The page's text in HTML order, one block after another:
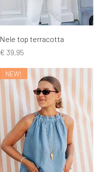
Nele top terracotta
Prijs
€ 39,95
NEW!